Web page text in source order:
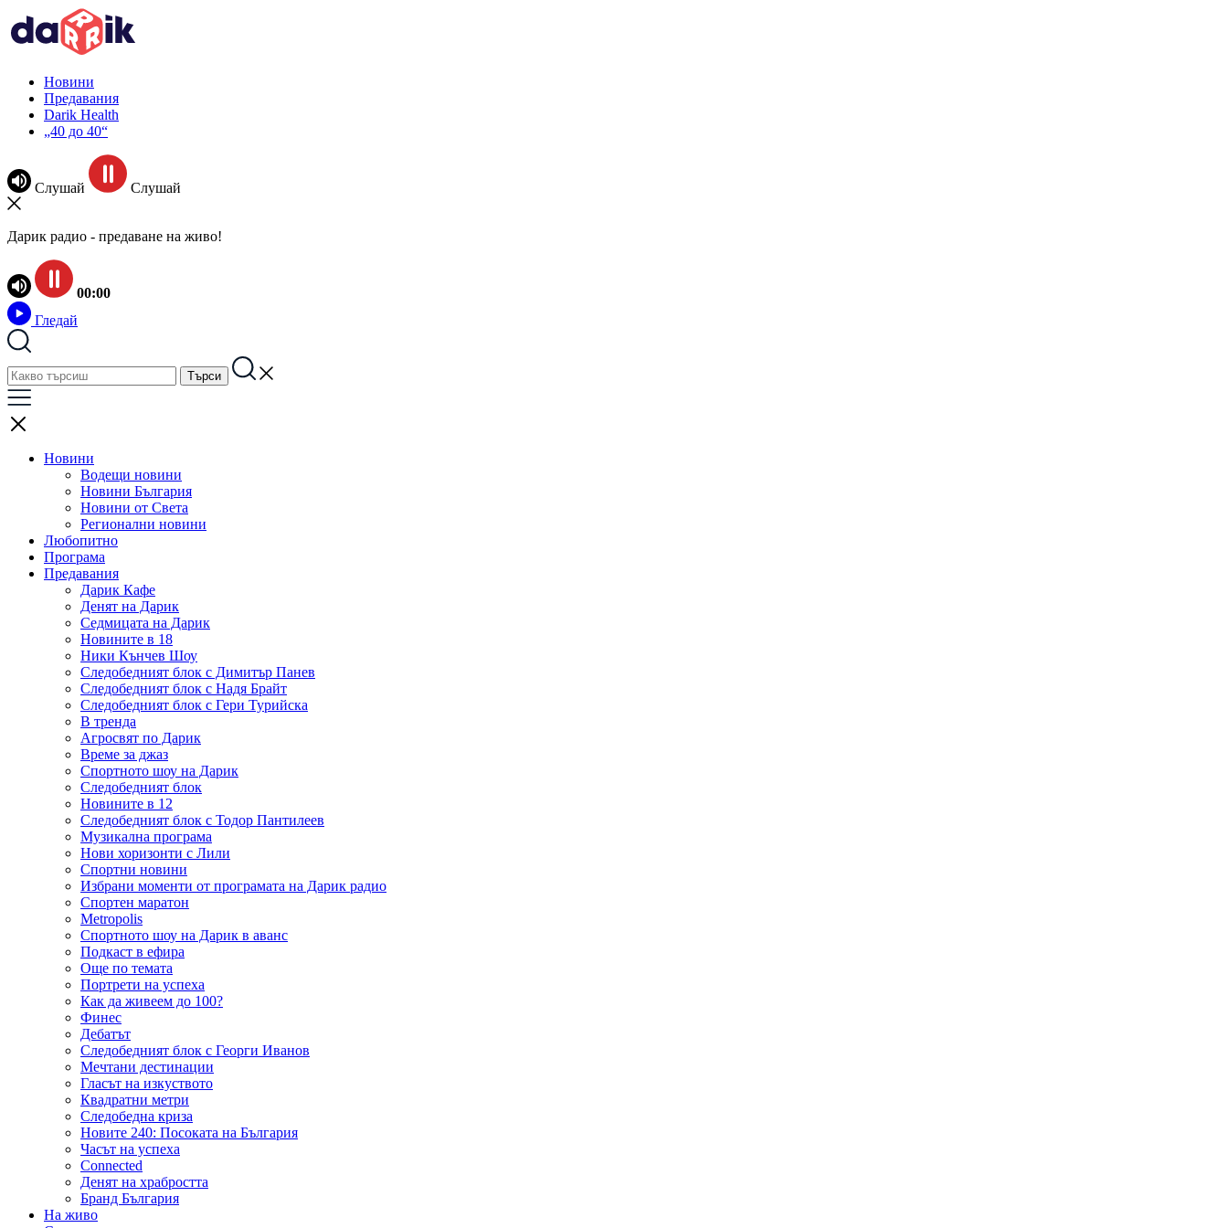
Новини
Предавания
Darik Health
„40 до 40“
Слушай Слушай
Дарик радио - предаване на живо!
00:00
Гледай
Новини
Водещи новини
Новини България
Новини от Света
Регионални новини
Любопитно
Програма
Предавания
Дарик Кафе
Денят на Дарик
Седмицата на Дарик
Новините в 18
Ники Кънчев Шоу
Следобедният блок с Димитър Панев
Следобедният блок с Надя Брайт
Следобедният блок с Гери Турийска
В тренда
Агросвят по Дарик
Време за джаз
Спортното шоу на Дарик
Следобедният блок
Новините в 12
Следобедният блок с Тодор Пантилеев
Музикална програма
Нови хоризонти с Лили
Спортни новини
Избрани моменти от програмата на Дарик радио
Спортен маратон
Metropolis
Спортното шоу на Дарик в аванс
Подкаст в ефира
Още по темата
Портрети на успеха
Как да живеем до 100?
Финес
Дебатът
Следобедният блок с Георги Иванов
Мечтани дестинации
Гласът на изкуството
Квадратни метри
Следобедна криза
Новите 240: Посоката на България
Часът на успеха
Connected
Денят на храбростта
Бранд България
На живо